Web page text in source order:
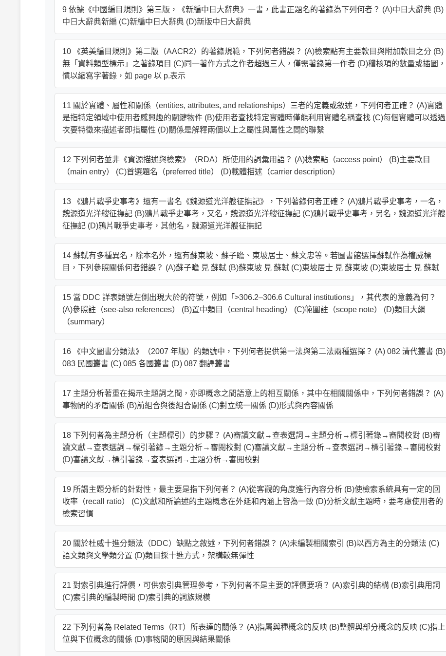
9 依據《中國編目規則》第三版，《新編中日大辭典》一書，此書正題名的著錄為下列何者？ (A)中日大辭典 (B)
中日大辭典新編 (C)新編中日大辭典 (D)新版中日大辭典
10 《英美編目規則》第二版（AACR2）的著錄規範，下列何者錯誤？ (A)檢索點有主要款目與附加款目之分 (B)
無「資料類型標示」之著錄項目 (C)同一著作方式之作者超過三人，僅需著錄第一作者 (D)稽核項的數量或插圖，
慣以縮寫字著錄，如 page 以 p.表示
11 關於實體、屬性和關係（entities, attributes, and relationships）三者的定義或敘述，下列何者正確？ (A)實體
是指特定領域中使用者感興趣的關鍵物件 (B)使用者查找特定實體時僅能利用實體名稱查找 (C)每個實體可以透過
次要特徵來描述者即指屬性 (D)關係是解釋兩個以上之屬性與屬性之間的聯繫
12 下列何者並非《資源描述與檢索》（RDA）所使用的詞彙用語？ (A)檢索點（access point） (B)主要款目
（main entry） (C)首選題名（preferred title） (D)載體描述（carrier description）
13 《鴉片戰爭史事考》還有一書名《魏源道光洋艘征撫記》，下列著錄何者正確？ (A)鴉片戰爭史事考，一名，
魏源道光洋艘征撫記 (B)鴉片戰爭史事考，又名，魏源道光洋艘征撫記 (C)鴉片戰爭史事考，另名，魏源道光洋艘
征撫記 (D)鴉片戰爭史事考，其他名，魏源道光洋艘征撫記
14 蘇軾有多種異名，除本名外，還有蘇東坡、蘇子瞻、東坡居士、蘇文忠等。若圖書館選擇蘇軾作為權威標
目，下列參照關係何者錯誤？ (A)蘇子瞻 見 蘇軾 (B)蘇東坡 見 蘇軾 (C)東坡居士 見 蘇東坡 (D)東坡居士 見 蘇軾
15 當 DDC 詳表類號左側出現大於的符號，例如「>306.2–306.6 Cultural institutions」，其代表的意義為何？
(A)參照註（see-also references） (B)置中類目（central heading） (C)範圍註（scope note） (D)類目大綱
（summary）
16 《中文圖書分類法》（2007 年版）的類號中，下列何者提供第一法與第二法兩種選擇？ (A) 082 清代叢書 (B)
083 民國叢書 (C) 085 各國叢書 (D) 087 翻譯叢書
17 主題分析著重在揭示主題詞之間，亦即概念之間語意上的相互關係，其中在相關關係中，下列何者錯誤？ (A)
事物間的矛盾關係 (B)前組合與後組合關係 (C)對立統一關係 (D)形式與內容關係
18 下列何者為主題分析（主題標引）的步驟？ (A)審讀文獻→查表選詞→主題分析→標引著錄→審閱校對 (B)審
讀文獻→查表選詞→標引著錄→主題分析→審閱校對 (C)審讀文獻→主題分析→查表選詞→標引著錄→審閱校對
(D)審讀文獻→標引著錄→查表選詞→主題分析→審閱校對
19 所謂主題分析的針對性，最主要是指下列何者？ (A)從客觀的角度進行內容分析 (B)使檢索系統具有一定的回
收率（recall ratio） (C)文獻和所論述的主題概念在外延和內涵上皆為一致 (D)分析文獻主題時，要考慮使用者的
檢索習慣
20 關於杜威十進分類法（DDC）缺點之敘述，下列何者錯誤？ (A)未編製相關索引 (B)以西方為主的分類法 (C)
語文類與文學類分置 (D)類目採十進方式，架構較無彈性
21 對索引典進行評價，可供索引典管理參考，下列何者不是主要的評價要項？ (A)索引典的結構 (B)索引典用詞
(C)索引典的編製時間 (D)索引典的詞族規模
22 下列何者為 Related Terms（RT）所表達的關係？ (A)指屬與種概念的反映 (B)整體與部分概念的反映 (C)指上
位與下位概念的關係 (D)事物間的原因與結果關係